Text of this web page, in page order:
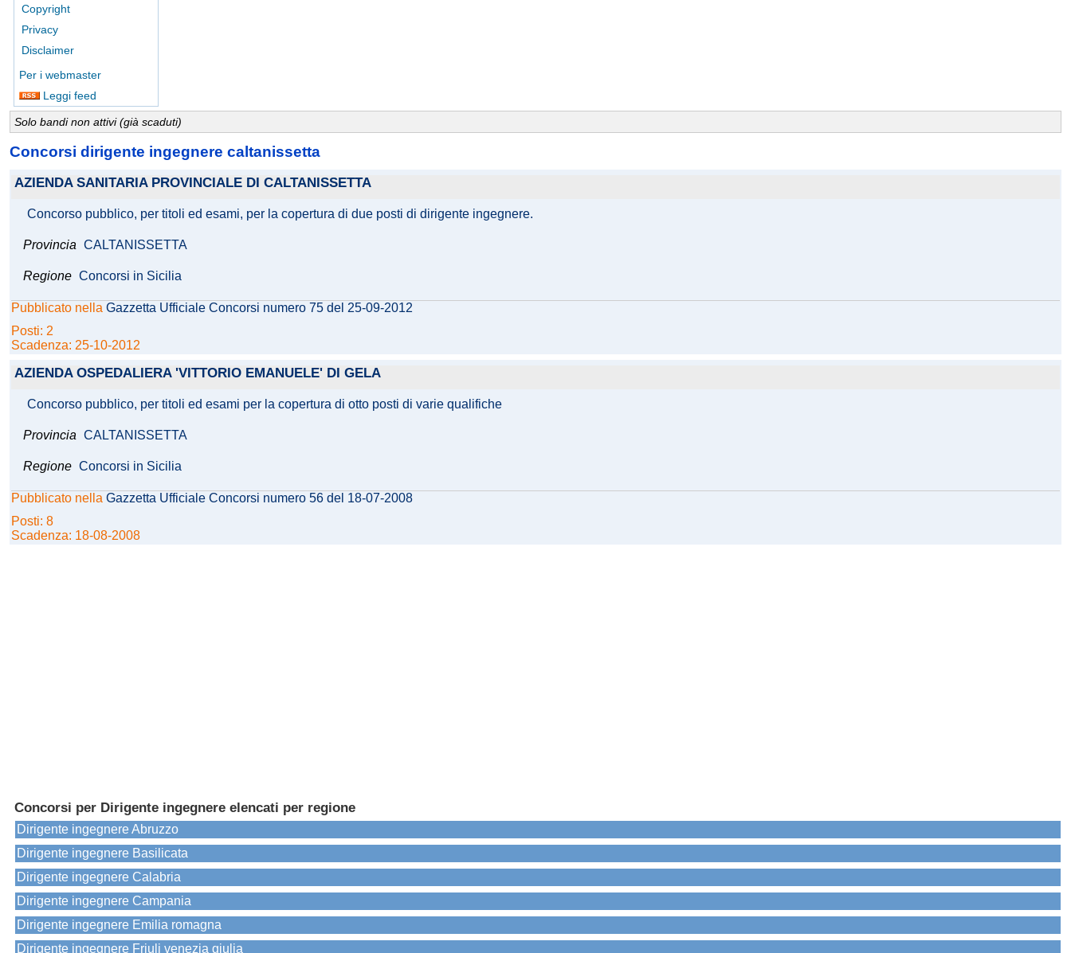
Copyright
Privacy
Disclaimer
Per i webmaster
Leggi feed
Solo bandi non attivi (già scaduti)
Concorsi dirigente ingegnere caltanissetta
AZIENDA SANITARIA PROVINCIALE DI CALTANISSETTA
Concorso pubblico, per titoli ed esami, per la copertura di due posti di dirigente ingegnere.
Provincia CALTANISSETTA
Regione Concorsi in Sicilia
Pubblicato nella Gazzetta Ufficiale Concorsi numero 75 del 25-09-2012
Posti: 2
Scadenza: 25-10-2012
AZIENDA OSPEDALIERA 'VITTORIO EMANUELE' DI GELA
Concorso pubblico, per titoli ed esami per la copertura di otto posti di varie qualifiche
Provincia CALTANISSETTA
Regione Concorsi in Sicilia
Pubblicato nella Gazzetta Ufficiale Concorsi numero 56 del 18-07-2008
Posti: 8
Scadenza: 18-08-2008
Concorsi per Dirigente ingegnere elencati per regione
Dirigente ingegnere Abruzzo
Dirigente ingegnere Basilicata
Dirigente ingegnere Calabria
Dirigente ingegnere Campania
Dirigente ingegnere Emilia romagna
Dirigente ingegnere Friuli venezia giulia